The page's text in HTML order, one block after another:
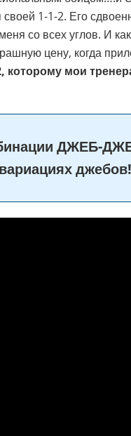
1-1-2. Его
со всех углов. И
цену, когда
которому мои
ДЖЕБ-
джебов!